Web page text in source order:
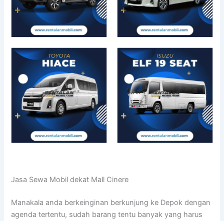
Jasa Sewa Mobil dekat Mall Cinere
Manakala anda berkeinginan berkunjung ke Depok dengan
agenda tertentu, sudah barang tentu banyak yang harus